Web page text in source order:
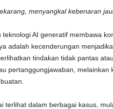
menyangkal kebenaran
teknologi AI generatif membawa
adalah kecenderungan
tindakan tidak pantas
pertanggungjawaban,
terlihat dalam berbagai kasus,